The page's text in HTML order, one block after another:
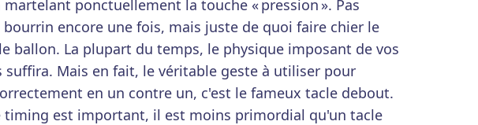
martelant ponctuellement la touche « pression ». Pas
encore une fois, mais juste de quoi faire chier le
ballon. La plupart du temps, le physique imposant de vos
suffira. Mais en fait, le véritable geste à utiliser pour
en un contre un, c'est le fameux tacle debout.
timing est important, il est moins primordial qu'un tacle